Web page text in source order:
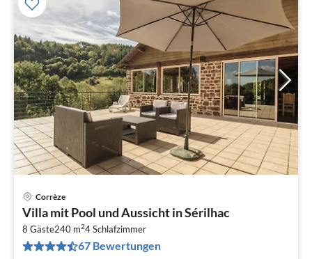
Corrèze
Villa mit Pool und Aussicht in Sérilhac
8 Gäste240 m24Schlafzimmer
67 Bewertungen